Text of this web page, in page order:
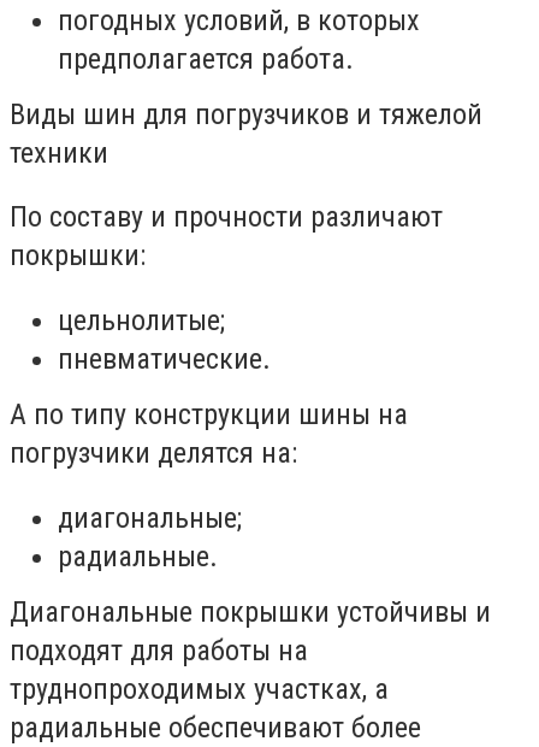
погодных условий, в которых
предполагается работа.
Виды шин для погрузчиков и тяжелой
техники
По составу и прочности различают
покрышки:
цельнолитые;
пневматические.
А по типу конструкции шины на
погрузчики делятся на:
диагональные;
радиальные.
Диагональные покрышки устойчивы и
подходят для работы на
труднопроходимых участках, а
радиальные обеспечивают более